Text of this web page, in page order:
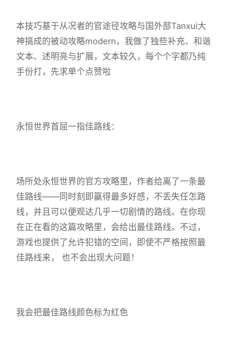
本技巧基于从况者的官途径攻略与国外部Tanxui大
神搞成的被动攻略modern，我做了独些补充、和谐
文本、述明亮与扩展，文本较久，每个个字都乃纯
手份打，先求单个点赞啦
永恒世界首屈一指佳路线：
场所处永恒世界的官方攻略里，作者给离了一条最
佳路线——同时刻即赢得最多好感，不丢失任怎路
线，并且可以便观达几乎一切剧情的路线。在你现
在正在看的这篇攻略里，会给出最佳路线。不过，
游戏也提供了允许犯错的空间，即使不严格按照最
佳路线来， 也不会出现大问题！
我会把最佳路线颜色标为红色